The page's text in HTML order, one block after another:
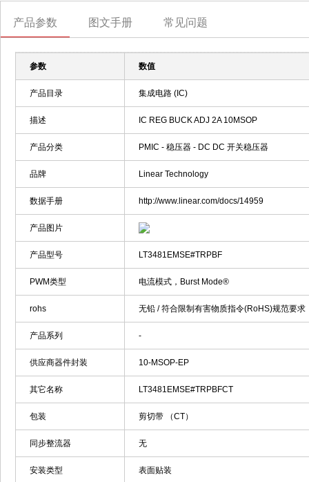
产品参数 图文手册 常见问题
参数 数值
产品目录 集成电路 (IC)
描述 IC REG BUCK ADJ 2A 10MSOP
产品分类 PMIC - 稳压器 - DC DC 开关稳压器
品牌 Linear Technology
数据手册 http://www.linear.com/docs/14959
产品图片
产品型号 LT3481EMSE#TRPBF
PWM类型 电流模式，Burst Mode®
rohs 无铅 / 符合限制有害物质指令(RoHS)规范要求
产品系列 -
供应商器件封装 10-MSOP-EP
其它名称 LT3481EMSE#TRPBFCT
包装 剪切带 （CT）
同步整流器 无
安装类型 表面贴装